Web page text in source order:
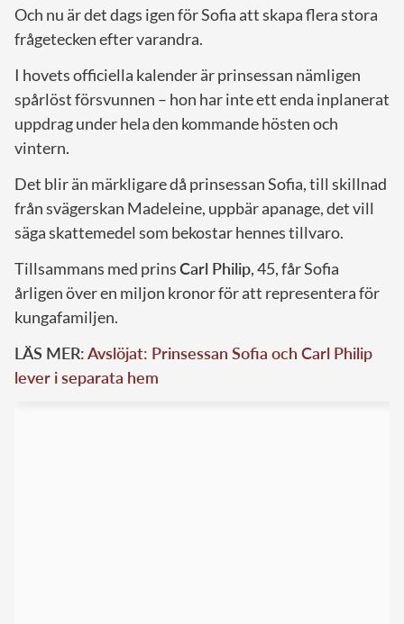
Och nu är det dags igen för Sofia att skapa flera stora
frågetecken efter varandra.
I hovets officiella kalender är prinsessan nämligen
spårlöst försvunnen – hon har inte ett enda inplanerat
uppdrag under hela den kommande hösten och
vintern.
Det blir än märkligare då prinsessan Sofia, till skillnad
från svägerskan Madeleine, uppbär apanage, det vill
säga skattemedel som bekostar hennes tillvaro.
Tillsammans med prinsCarl Philip, 45, får Sofia
årligen över en miljon kronor för att representera för
kungafamiljen.
LÄS MER:Avslöjat: Prinsessan Sofia och Carl Philip
lever i separata hem